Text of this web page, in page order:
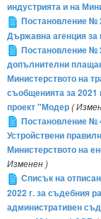
индустрията и на
Постановление №
Държавна агенция за
Постановление №
допълнителни
Министерството на
съобщенията за 2021
проект "Модер(
Постановление №
Устройствени
Министерството на
Изменен )
Списък на
2022 г. за съдебния
административен